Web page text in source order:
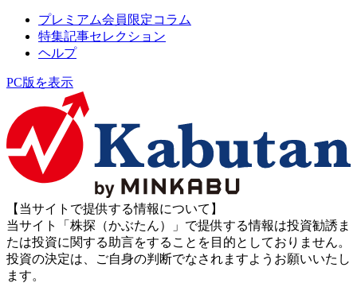
プレミアム会員限定コラム
特集記事セレクション
ヘルプ
PC版を表示
【当サイトで提供する情報について】
当サイト「株探（かぶたん）」で提供する情報は投資勧誘ま
たは投資に関する助言をすることを目的としておりません。
投資の決定は、ご自身の判断でなされますようお願いいたし
ます。